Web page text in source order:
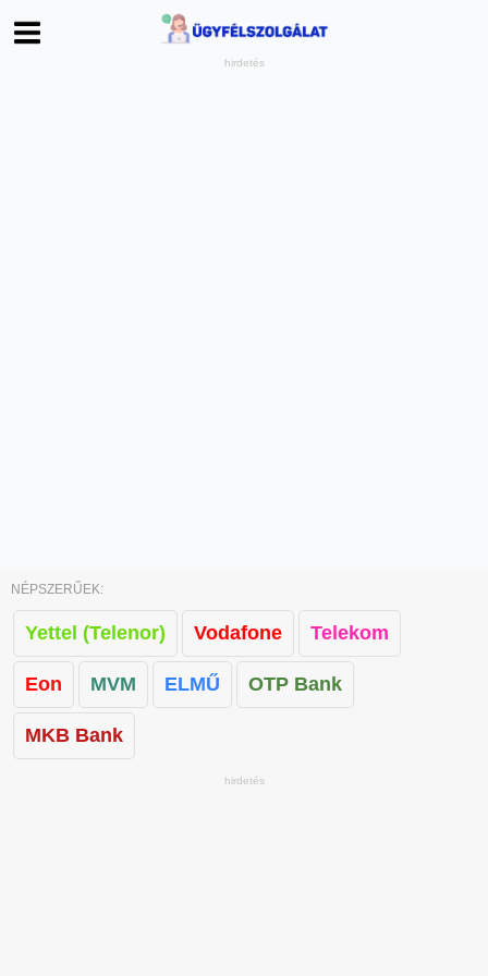
NÉPSZERŰEK:
Yettel (Telenor) Vodafone Telekom
Eon MVM ELMŰ OTP Bank
MKB Bank